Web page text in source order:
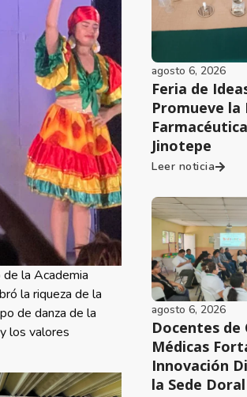
la Academia
la riqueza de la
de danza de la
los valores
agosto 6, 2026
Feria de
Promueve la
Jinotepe
Leer noticia
agosto 6, 2026
Docentes de
Médicas
Innovación
la Sede Doral